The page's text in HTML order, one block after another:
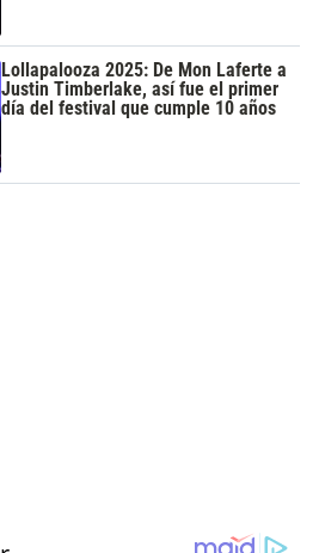
Lollapalooza 2025: De Mon Laferte a
Justin Timberlake, así fue el primer
día del festival que cumple 10 años